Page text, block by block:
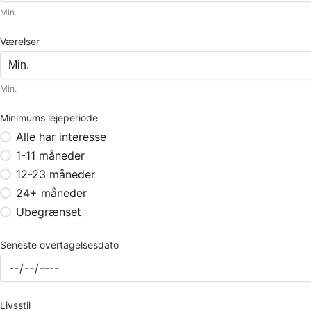
Min.
Værelser
Min.
Minimums lejeperiode
Alle har interesse
1-11 måneder
12-23 måneder
24+ måneder
Ubegrænset
Seneste overtagelsesdato
Livsstil